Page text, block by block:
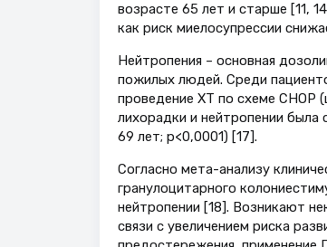
возрасте 65 лет и старше [11,
как риск миелосупрессии
Нейтропения – основная
пожилых людей. Среди
проведение ХТ по схеме СНОР
лихорадки и нейтропении была
69 лет; р<0,0001) [17].
Согласно мета-анализу
гранулоцитарного
нейтропении [18]. Возникают
связи с увеличением риска